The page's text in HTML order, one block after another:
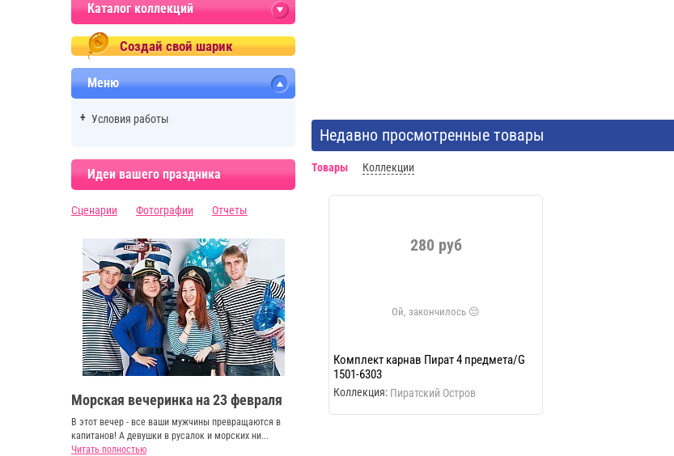
Каталог коллекций
Создай свой шарик
Меню
Условия работы
Идеи вашего праздника
Сценарии Фотографии Отчеты
Морская вечеринка на 23 февраля
В этот вечер - все ваши мужчины превращаются в
капитанов! А девушки в русалок и морских ни...
Читать полностью
Недавно просмотренные товары
Товары Коллекции
280 руб
Комплект карнав Пират 4 предмета/G
1501-6303
Коллекция: Пиратский Остров